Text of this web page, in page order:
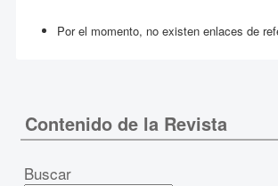
Por el momento, no existen enlaces de
Contenido de la Revista
Buscar